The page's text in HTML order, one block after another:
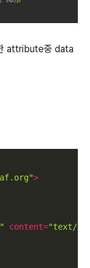
attribute중 data
>
content="text/